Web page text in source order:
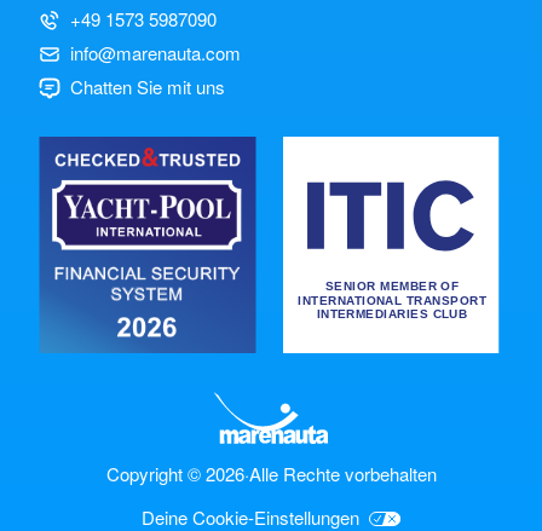
+49 1573 5987090
info@marenauta.com
Chatten Sie mit uns
Copyright © 2026·Alle Rechte vorbehalten
Deine Cookie-Einstellungen